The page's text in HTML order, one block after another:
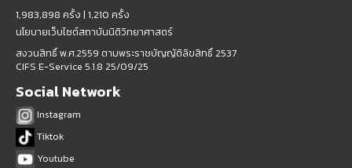
1,983,898 ครั้ง | 1,210 ครั้ง
นโยบายเว็บไซต์สถาบันนิติวิทยาศาสตร์
สงวนสิทธิ์ พ.ศ.2559 ตามพระราชบัญญัติลิขสิทธิ์ 2537
CIFS E-Service 5.1.8 25/09/25
Social Network
Instagram
Tiktok
Youtube